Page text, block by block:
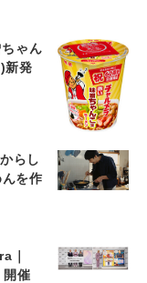
ゃん
新発
らし
を作
｜
催